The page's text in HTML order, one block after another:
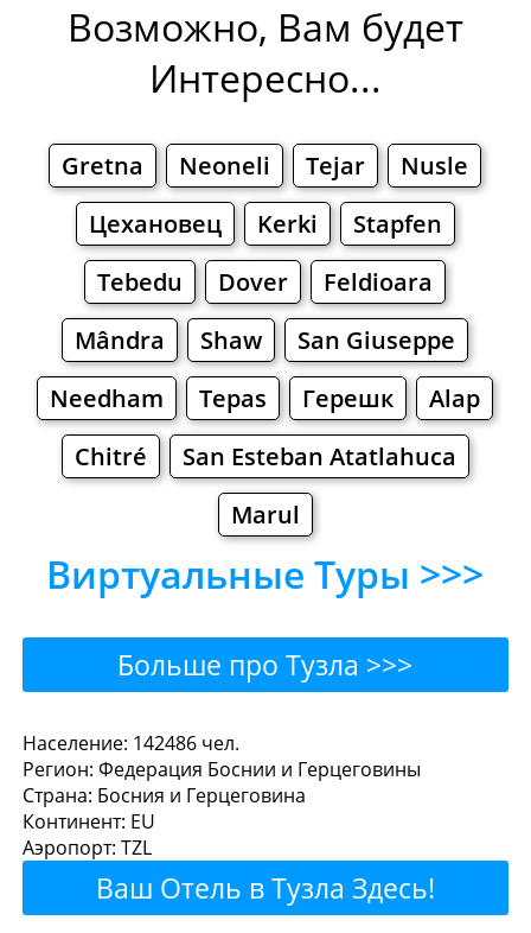
Возможно, Вам будет
Интересно...
Gretna Neoneli Tejar
Nusle
Цехановец
Kerki
Stapfen
Tebedu
Dover
Feldioara
Mândra
Shaw
San Giuseppe
Needham
Tepas Герешк
Alap
Chitré
San Esteban Atatlahuca
Marul
Виртуальные Туры >>>
Больше про Тузла >>>
Тузла - Где поесть или
перекусить?
Рестораны
Булочные
Супермаркеты
Население: 142486 чел.
Регион: Федерация Боснии и Герцеговины
Страна: Босния и Герцеговина
Континент: EU
Аэропорт: TZL
Ваш Отель в Тузла Здесь!